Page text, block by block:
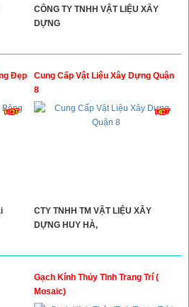
CÔNG TY TNHH VẬT LIỆU XÂY
DỰNG
Đẹp
Cung Cấp Vật Liệu Xây Dựng Quận
8
CTY TNHH TM VẬT LIỆU XÂY
DỰNG HUY HÀ,
Gạch Kính Thủy Tinh Trang Trí (
Mosaic)